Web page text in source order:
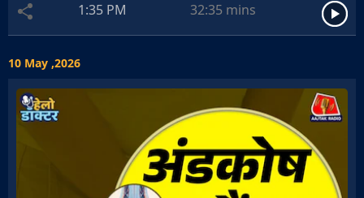
1:35 PM
32:35 mins
10 May ,2026